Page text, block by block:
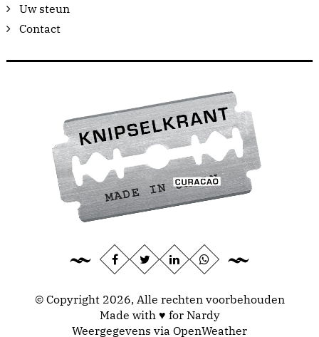
Uw steun
Contact
© Copyright 2026, Alle rechten voorbehouden
Made with ♥ for Nardy
Weergegevens via OpenWeather